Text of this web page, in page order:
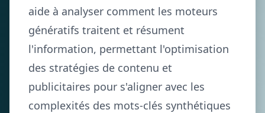
aide à analyser comment les moteurs
génératifs traitent et résument
l'information, permettant l'optimisation
des stratégies de contenu et
publicitaires pour s'aligner avec les
complexités des mots-clés synthétiques